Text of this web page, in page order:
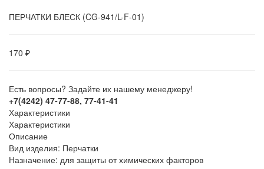
ПЕРЧАТКИ БЛЕСК (CG-941/L-F-01)
170 ₽
Есть вопросы? Задайте их нашему менеджеру!
+7(4242) 47-77-88, 77-41-41
Характеристики
Характеристики
Описание
Вид изделия: Перчатки
Назначение: для защиты от химических факторов